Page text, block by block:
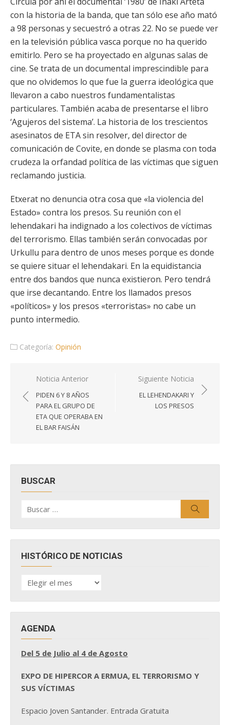
con la historia de la banda, que tan sólo ese año mató
a 98 personas y secuestró a otras 22. No se puede ver
en la televisión pública vasca porque no ha querido
emitirlo. Pero se ha proyectado en algunas salas de
cine. Se trata de un documental imprescindible para
que no olvidemos lo que fue la guerra ideológica que
llevaron a cabo nuestros fundamentalistas
particulares. También acaba de presentarse el libro
‘Agujeros del sistema’. La historia de los trescientos
asesinatos de ETA sin resolver, del director de
comunicación de Covite, en donde se plasma con toda
crudeza la orfandad política de las víctimas que siguen
reclamando justicia.
Etxerat no denuncia otra cosa que «la violencia del
Estado» contra los presos. Su reunión con el
lehendakari ha indignado a los colectivos de víctimas
del terrorismo. Ellas también serán convocadas por
Urkullu para dentro de unos meses porque es donde
se quiere situar el lehendakari. En la equidistancia
entre dos bandos que nunca existieron. Pero tendrá
que irse decantando. Entre los llamados presos
«políticos» y los presos «terroristas» no cabe un
punto intermedio.
Categoría: Opinión
Navegación
de
entradas
Noticia Anterior
PIDEN 6 Y 8 AÑOS
PARA EL GRUPO DE
ETA QUE OPERABA EN
EL BAR FAISÁN
Siguiente Noticia
EL LEHENDAKARI Y
LOS PRESOS
BUSCAR
por:
HISTÓRICO DE NOTICIAS
HISTÓRICO
DE
AGENDA
Del 5 de Julio al 4 de Agosto
EXPO DE HIPERCOR A ERMUA, EL TERRORISMO Y
SUS VÍCTIMAS
Espacio Joven Santander. Entrada Gratuita